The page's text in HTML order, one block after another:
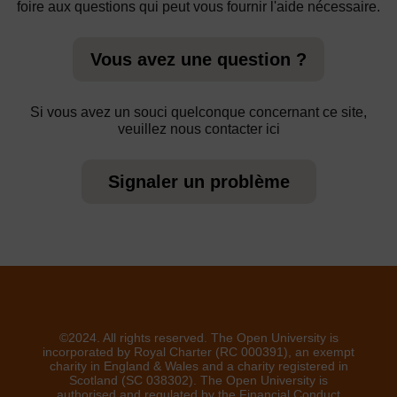
foire aux questions qui peut vous fournir l'aide nécessaire.
Vous avez une question ?
Si vous avez un souci quelconque concernant ce site,
veuillez nous contacter ici
Signaler un problème
©2024. All rights reserved. The Open University is
incorporated by Royal Charter (RC 000391), an exempt
charity in England & Wales and a charity registered in
Scotland (SC 038302). The Open University is